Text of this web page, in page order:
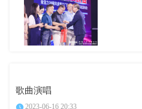
歌曲演唱
2023-06-16 20:33